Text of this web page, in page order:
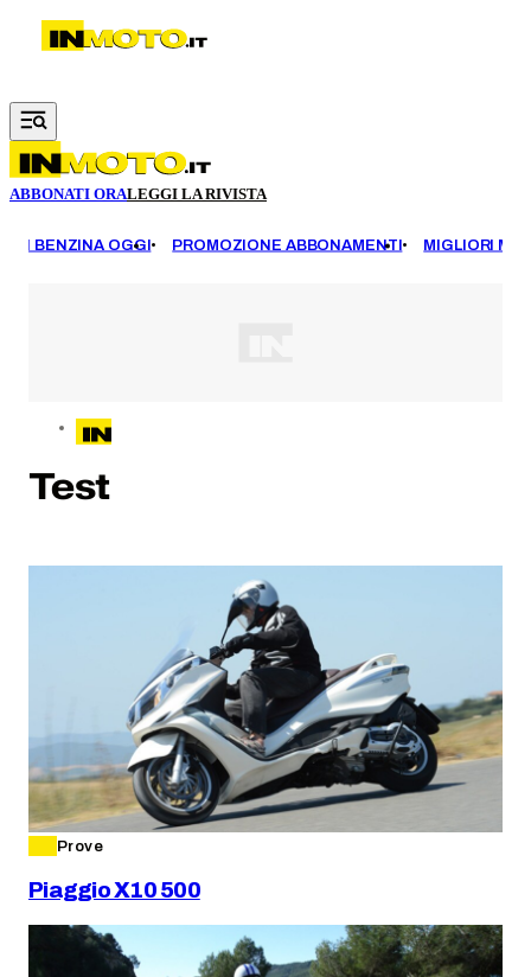
Vai al contenuto principale
ABBONATI ORALEGGI LA RIVISTA
BENZINA OGGI PROMOZIONE ABBONAMENTI MIGLIORI
Test
Prove
Piaggio X10 500